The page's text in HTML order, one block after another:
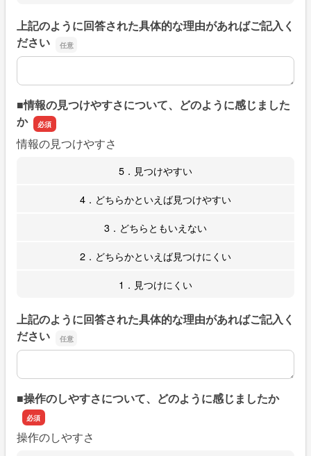
上記のように回答された具体的な理由があればご記入く
ださい
上記のように回答された具体的な理由があればご記入くだ
■情報の見つけやすさについて、どのように感じました
か
情報の見つけやすさ
5．見つけやすい
4．どちらかといえば見つけやすい
3．どちらともいえない
2．どちらかといえば見つけにくい
1．見つけにくい
上記のように回答された具体的な理由があればご記入く
ださい
上記のように回答された具体的な理由があればご記入くだ
■操作のしやすさについて、どのように感じましたか
操作のしやすさ